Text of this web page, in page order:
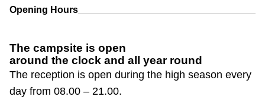
Opening Hours
The campsite is open
around the clock and all year round
The reception is open during the high season every
day from 08.00 – 21.00.